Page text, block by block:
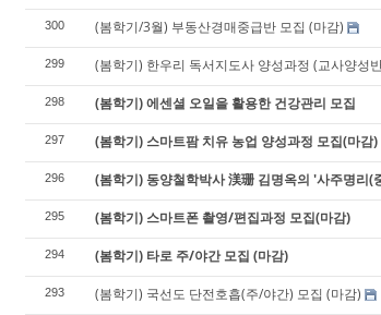
300 (봄학기/3월) 부동산경매중급반 모집 (마감)
299 (봄학기) 한우리 독서지도사 양성과정 (교사양성
298 (봄학기) 에센셜 오일을 활용한 건강관리 모집
297 (봄학기) 스마트팜 치유 농업 양성과정 모집(마감)
296 (봄학기) 동양철학박사 渼珊 김명옥의 '사주명리(
295 (봄학기) 스마트폰 촬영/편집과정 모집(마감)
294 (봄학기) 타로 주/야간 모집 (마감)
293 (봄학기) 국선도 단전호흡(주/야간) 모집 (마감)